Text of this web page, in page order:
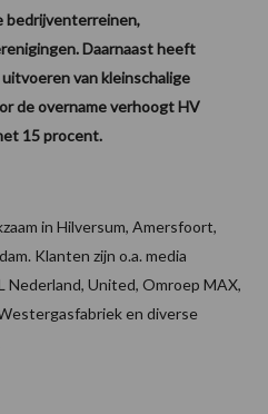
bedrijventerreinen,
Daarnaast heeft
van kleinschalige
de overname verhoogt HV
15 procent.
in Hilversum, Amersfoort,
Klanten zijn o.a. media
Nederland, United, Omroep MAX,
en diverse